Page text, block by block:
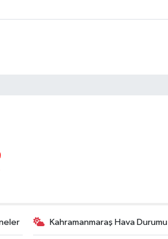
Kahramanmaraş Hava Durumu